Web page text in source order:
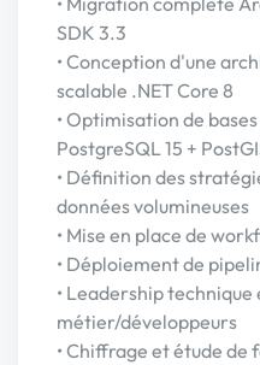
SDK 3.3
• Conception d'une
scalable .NET Core 8
• Optimisation de
PostgreSQL 15 +
• Définition des
données volumineuses
• Mise en place de
• Déploiement de
• Leadership
métier/développeurs
• Chiffrage et étude de